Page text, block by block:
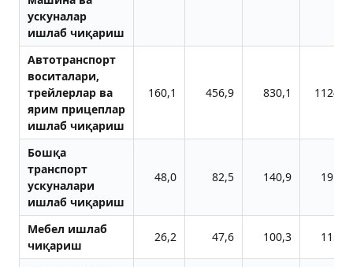
ускуналар
ишлаб чиқариш
Автотранспорт
воситалари,
трейлерлар ва
ярим прицеплар
ишлаб чиқариш
160,1 456,9 830,1 1124,5
Бошқа
транспорт
ускуналари
ишлаб чиқариш
48,0 82,5 140,9 191,2
Мебел ишлаб
чиқариш
26,2 47,6 100,3 115,6